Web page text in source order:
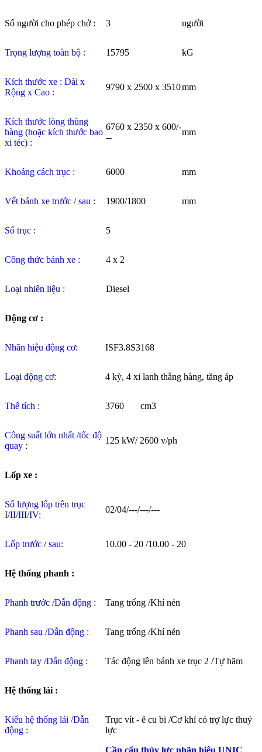
Số người cho phép chở : 3 người
Trọng lượng toàn bộ : 15795 kG
Kích thước xe : Dài x
Rộng x Cao :
9790 x 2500 x 3510mm
Kích thước lòng thùng
hàng (hoặc kích thước bao
xi téc) :
6760 x 2350 x 600/-
--
mm
Khoảng cách trục : 6000 mm
Vết bánh xe trước / sau : 1900/1800 mm
Số trục : 5
Công thức bánh xe : 4 x 2
Loại nhiên liệu : Diesel
Động cơ :
Nhãn hiệu động cơ: ISF3.8S3168
Loại động cơ: 4 kỳ, 4 xi lanh thẳng hàng, tăng áp
Thể tích : 3760 cm3
Công suất lớn nhất /tốc độ
quay :
125 kW/ 2600 v/ph
Lốp xe :
Số lượng lốp trên trục
I/II/III/IV:
02/04/---/---/---
Lốp trước / sau: 10.00 - 20 /10.00 - 20
Hệ thống phanh :
Phanh trước /Dẫn động : Tang trống /Khí nén
Phanh sau /Dẫn động : Tang trống /Khí nén
Phanh tay /Dẫn động : Tác động lên bánh xe trục 2 /Tự hãm
Hệ thống lái :
Kiểu hệ thống lái /Dẫn
động :
Trục vít - ê cu bi /Cơ khí có trợ lực thuỷ
lực